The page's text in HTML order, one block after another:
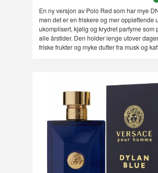
En ny versjon av Polo Red som har mye
men det er en friskere og mer oppløftende
ukomplisert, kjølig og krydret parfyme som
alle årstider. Den holder lenge utover
friske frukter og myke dufter fra musk og